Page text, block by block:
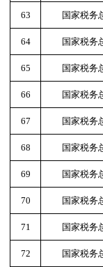
63 国家税务
64 国家税务
65 国家税务
66 国家税务
67 国家税务
68 国家税务
69 国家税务
70 国家税务
71 国家税务
72 国家税务